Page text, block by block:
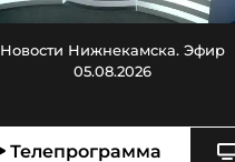
Новости Нижнекамска. Эфир
05.08.2026
Телепрограмма